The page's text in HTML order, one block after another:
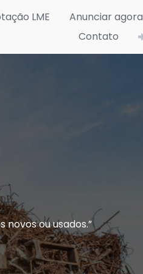
LME Anunciar agora
Contato
ou usados.”